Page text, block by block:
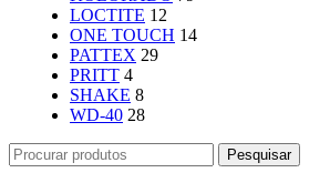
LOCTITE 12
ONE TOUCH 14
PATTEX 29
PRITT 4
SHAKE 8
WD-40 28
Pesquisar